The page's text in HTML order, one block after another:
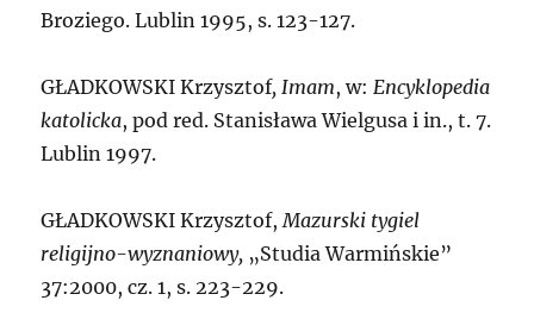
Broziego. Lublin 1995, s. 123-127.
GŁADKOWSKI Krzysztof, Imam, w:Encyklopedia
katolicka, pod red. Stanisława Wielgusa i in., t. 7.
Lublin 1997.
GŁADKOWSKI Krzysztof, Mazurski tygiel
religijno-wyznaniowy, „Studia Warmińskie”
37:2000, cz. 1, s. 223-229.